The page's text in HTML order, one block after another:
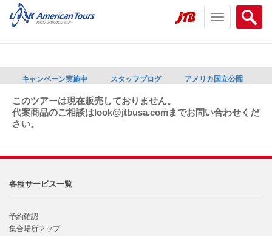
Search
menu
Toggle
navigation
キャンペーン実施中 スタッフブログ アメリカ国立公園
このツアーは現在販売しておりません。
代案商品のご相談はlook@jtbusa.comまでお問い合わせくだ
さい。
各種サービス一覧
予約確認
集合場所マップ